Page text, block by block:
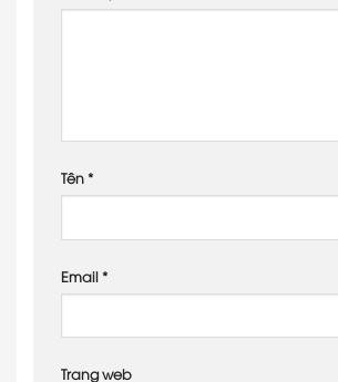
Tên *
Email *
Trang web